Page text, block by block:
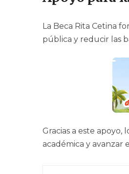
La Beca Rita Cetina
pública y reducir las
Gracias a este
académica y avanzar